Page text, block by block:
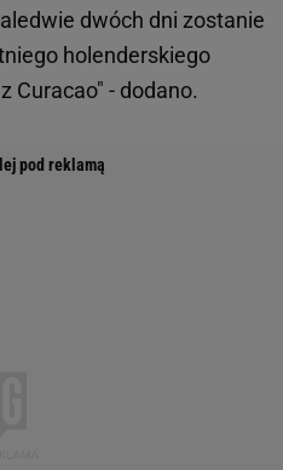
dwóch dni zostanie
holenderskiego
Curacao" - dodano.